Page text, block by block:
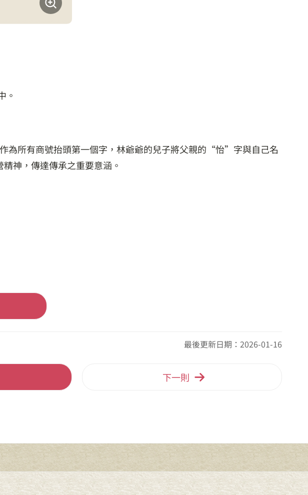
。
為所有商號抬頭第⼀個字，林爺爺的兒子將父親的“怡”字與自己名
神，傳達傳承之重要意涵。
最後更新日期：2026-01-16
下一則